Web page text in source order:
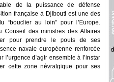
de la puissance de défense
française à Djibouti est une des
“bouclier au loin” pour l’Europe.
Conseil des ministres des Affaires
pour prendre le pouls de ses
navale européenne renforcée
d’agir ensemble à l’instar
cette zone névralgique pour ses